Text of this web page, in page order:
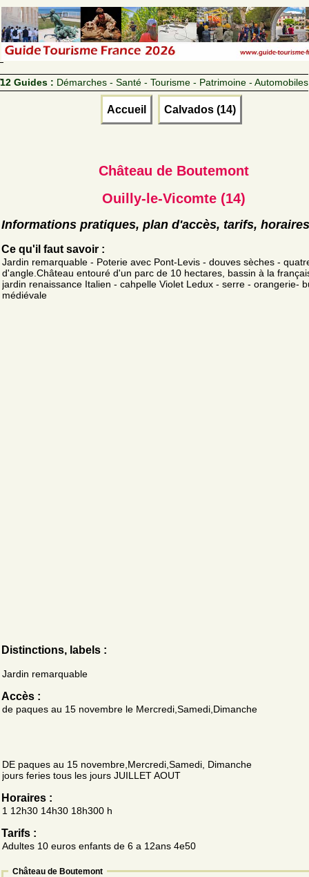
12 Guides : Démarches - Santé - Tourisme - Patrimoine - Automobiles
Accueil Calvados (14)
Château de Boutemont
Ouilly-le-Vicomte (14)
Informations pratiques, plan d'accès, tarifs, horaires
Ce qu'il faut savoir :
Jardin remarquable - Poterie avec Pont-Levis - douves sèches -
d'angle.Château entouré d'un parc de 10 hectares, bassin à la
jardin renaissance Italien - cahpelle Violet Ledux - serre - orangerie-
médiévale
Distinctions, labels :
Jardin remarquable
Accès :
de paques au 15 novembre le Mercredi,Samedi,Dimanche
DE paques au 15 novembre,Mercredi,Samedi, Dimanche
jours feries tous les jours JUILLET AOUT
Horaires :
1 12h30 14h30 18h300 h
Tarifs :
Adultes 10 euros enfants de 6 a 12ans 4e50
Château de Boutemont